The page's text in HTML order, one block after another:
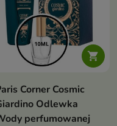

Corner Cosmic
Odlewka
perfumowanej